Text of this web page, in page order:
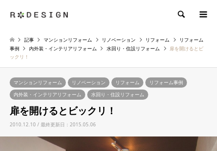
検索
記事 マンションリフォーム リノベーション リフォーム
リフォーム
事例
内外装・インテリアリフォーム 水回り・住設リフォーム
扉を開けるとビ
ックリ！
マンションリフォーム リノベーション リフォーム
リフォーム事例
内外装・インテリアリフォーム
水回り・住設リフォーム
扉を開けるとビックリ！
2010.12.10 / 最終更新日：2015.05.06